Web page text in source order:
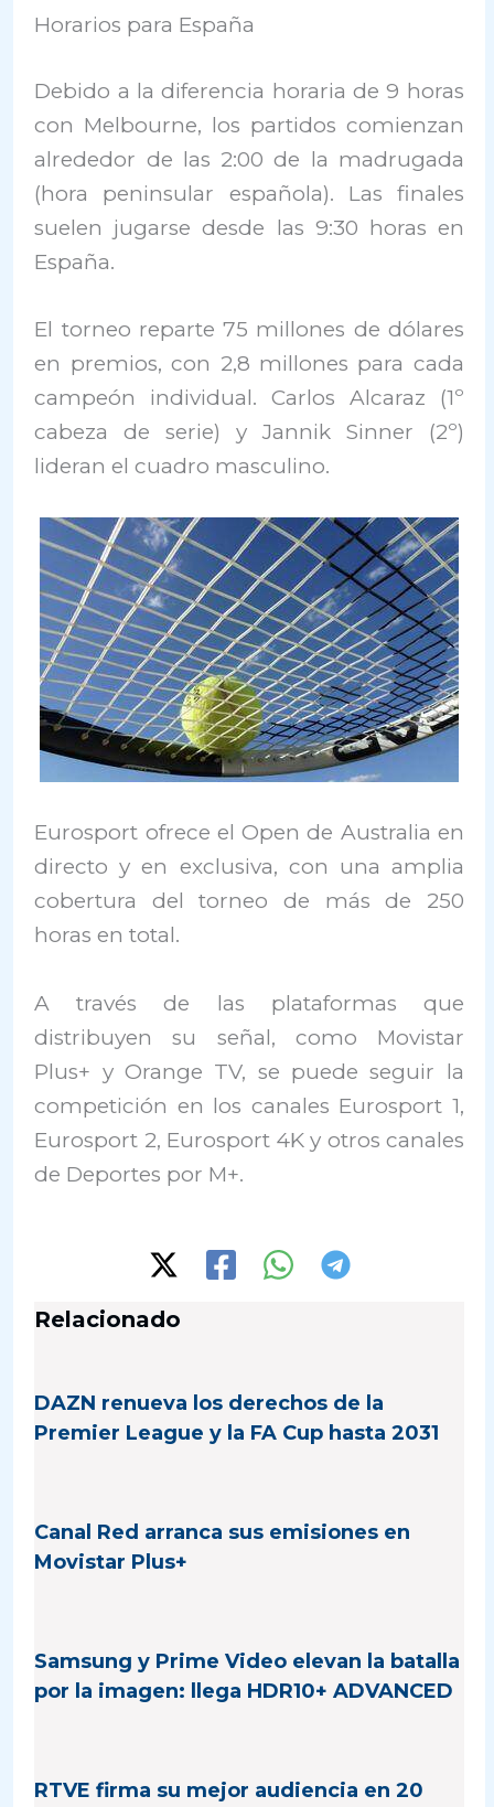
Horarios para España
Debido a la diferencia horaria de 9 horas
con Melbourne, los partidos comienzan
alrededor de las 2:00 de la madrugada
(hora peninsular española). Las finales
suelen jugarse desde las 9:30 horas en
España.​
El torneo reparte 75 millones de dólares
en premios, con 2,8 millones para cada
campeón individual. Carlos Alcaraz (1º
cabeza de serie) y Jannik Sinner (2º)
lideran el cuadro masculino.
Eurosport ofrece el Open de Australia en
directo y en exclusiva, con una amplia
cobertura del torneo de más de 250
horas en total.
A través de las plataformas que
distribuyen su señal, como Movistar
Plus+ y Orange TV, se puede seguir la
competición en los canales Eurosport 1,
Eurosport 2, Eurosport 4K y otros canales
de Deportes por M+.
Relacionado
DAZN renueva los derechos de la
Premier League y la FA Cup hasta 2031
Canal Red arranca sus emisiones en
Movistar Plus+
Samsung y Prime Video elevan la batalla
por la imagen: llega HDR10+ ADVANCED
RTVE firma su mejor audiencia en 20